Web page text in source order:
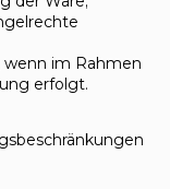
im Rahmen
erfolgt.